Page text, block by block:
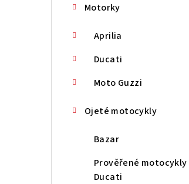
Motorky
Aprilia
Ducati
Moto Guzzi
Ojeté motocykly
Bazar
Prověřené motocykly
Ducati